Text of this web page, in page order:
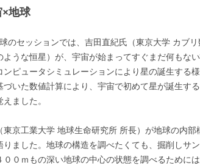
地球
のセッションでは、吉田直紀氏（東京大学 カブ
ような恒星）が、宇宙が始まってすぐまだ何もな
ンピュータシミュレーションにより星の誕生する
づいた数値計算により、宇宙で初めて星が誕生す
ました。
東京工業大学 地球生命研究所 所長）が地球の内
りました。地球の構造を調べたくても、掘削しサ
００ｍもの深い地球の中心の状態を調べるために